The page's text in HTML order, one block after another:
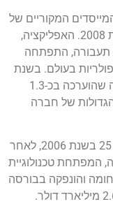
המקוריים של
Waze (שהחלה כ-FreeMap Israel) בשנת 2008. האפליקציה,
תעבורה, התפתחה
בעולם. בשנת
2013, החברה נרכשה על ידי גוגל בעסקה שהוערכה בכ-1.3
של חברה
הקים את Taboola בגיל 25 בשנת 2006, לאחר
המפתחת טכנולוגיית
והונפקה בבורסה
בשנת 2021 בעסקת SPAC בשווי של כ-2.6 מיליארד דולר.